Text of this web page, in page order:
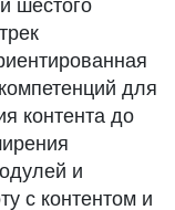
шестого
для
контента до
и
с контентом и